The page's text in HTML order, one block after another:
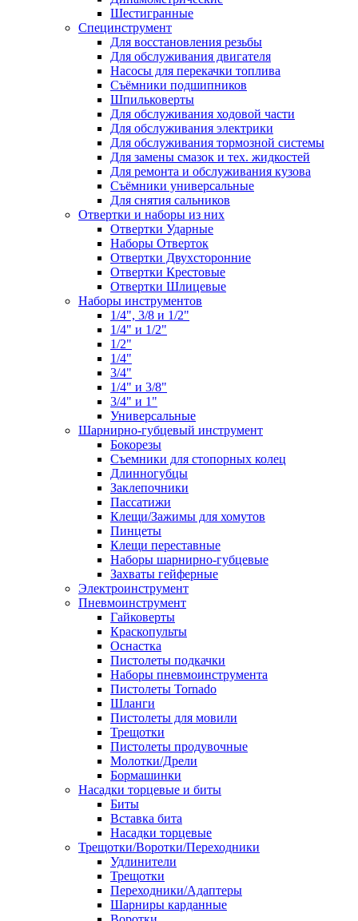
Шестигранные
Специнструмент
Для восстановления резьбы
Для обслуживания двигателя
Насосы для перекачки топлива
Съёмники подшипников
Шпильковерты
Для обслуживания ходовой части
Для обслуживания электрики
Для обслуживания тормозной системы
Для замены смазок и тех. жидкостей
Для ремонта и обслуживания кузова
Съёмники универсальные
Для снятия сальников
Отвертки и наборы из них
Отвертки Ударные
Наборы Отверток
Отвертки Двухсторонние
Отвертки Крестовые
Отвертки Шлицевые
Наборы инструментов
1/4", 3/8 и 1/2"
1/4" и 1/2"
1/2"
1/4"
3/4"
1/4" и 3/8"
3/4" и 1"
Универсальные
Шарнирно-губцевый инструмент
Бокорезы
Съемники для стопорных колец
Длинногубцы
Заклепочники
Пассатижи
Клещи/Зажимы для хомутов
Пинцеты
Клещи переставные
Наборы шарнирно-губцевые
Захваты гейферные
Электроинструмент
Пневмоинструмент
Гайковерты
Краскопульты
Оснастка
Пистолеты подкачки
Наборы пневмоинструмента
Пистолеты Tornado
Шланги
Пистолеты для мовили
Трещотки
Пистолеты продувочные
Молотки/Дрели
Бормашинки
Насадки торцевые и биты
Биты
Вставка бита
Насадки торцевые
Трещотки/Воротки/Переходники
Удлинители
Трещотки
Переходники/Адаптеры
Шарниры карданные